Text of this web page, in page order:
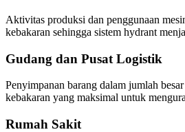
Aktivitas produksi dan penggunaan
kebakaran sehingga sistem hydrant
Gudang dan Pusat Logistik
Penyimpanan barang dalam jumlah
kebakaran yang maksimal untuk
Rumah Sakit